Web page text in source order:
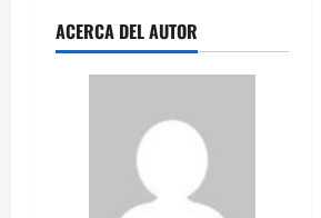
ACERCA DEL AUTOR